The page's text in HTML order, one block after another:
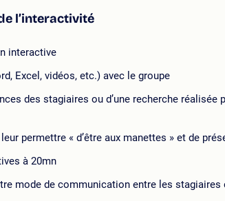
l’interactivité
interactive
Excel, vidéos, etc.) avec le groupe
des stagiaires ou d’une recherche réalisée
permettre « d’être aux manettes » et de
à 20mn
mode de communication entre les